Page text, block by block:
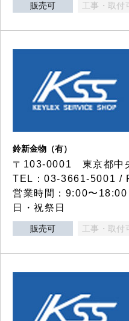
販売可 工事・取付
鈴新金物（有）
〒103-0001 東京都中
TEL：03-3661-5001 /
営業時間：9:00〜
日・祝祭日
販売可 工事・取付